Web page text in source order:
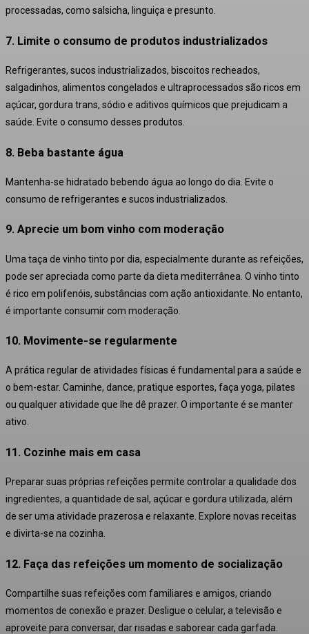
processadas, como salsicha, linguiça e presunto.
7. Limite o consumo de produtos industrializados
Refrigerantes, sucos industrializados, biscoitos recheados,
salgadinhos, alimentos congelados e ultraprocessados são ricos em
açúcar, gordura trans, sódio e aditivos químicos que prejudicam a
saúde. Evite o consumo desses produtos.
8. Beba bastante água
Mantenha-se hidratado bebendo água ao longo do dia. Evite o
consumo de refrigerantes e sucos industrializados
9. Aprecie um bom vinho com moderação
Uma taça de vinho tinto por dia, especialmente durante as refeições,
pode ser apreciada como parte da dieta mediterrânea. O vinho tinto
é rico em polifenóis, substâncias com ação antioxidante. No entanto,
é importante consumir com moderação
10. Movimente-se regularmente
A prática regular de atividades físicas é fundamental para a saúde e
o bem-estar. Caminhe, dance, pratique esportes, faça yoga, pilates
ou qualquer atividade que lhe dê prazer. O importante é se manter
ativo.
11. Cozinhe mais em casa
Preparar suas próprias refeições permite controlar a qualidade dos
ingredientes, a quantidade de sal, açúcar e gordura utilizada, além
de ser uma atividade prazerosa e relaxante. Explore novas receitas
e divirta-se na cozinha.
12. Faça das refeições um momento de socialização
Compartilhe suas refeições com familiares e amigos, criando
momentos de conexão e prazer. Desligue o celular, a televisão e
aproveite para conversar, dar risadas e saborear cada garfada